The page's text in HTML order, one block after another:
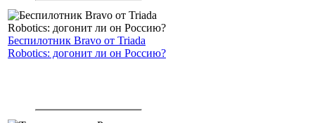
Беспилотник Bravo от Triada
Robotics: догонит ли он Россию?